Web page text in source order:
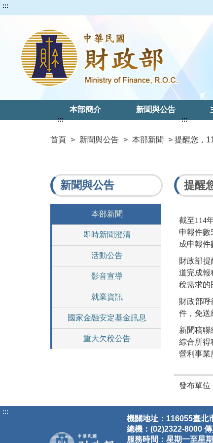
:::
本部簡介 新聞與公告
首頁 > 新聞與公告 > 本部新聞 > 提醒您，
:::
新聞與公告
本部新聞
即時新聞澄清
活動公告
影音宣導
就業資訊
國家金融安定基金訊息
重大欠稅公告
:::
提醒
截至114
申報件數
成申報件
財政部
道完成報
稅需求的
財政部
件，免送
新聞稿聯
綜合所得
營利事業
發布單位
:::
機關地址：116055臺北
總機：(02)2322-8000
服務時間：星期一至星